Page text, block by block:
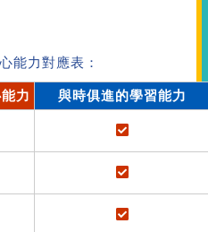
能力對應表：
力
與時俱進的學習能力